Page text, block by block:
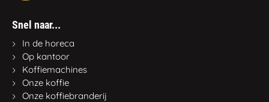
Snel naar...
In de horeca
Op kantoor
Koffiemachines
Onze koffie
Onze koffiebranderij